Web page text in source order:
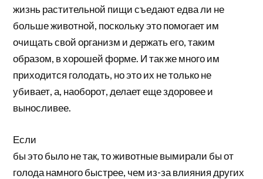
жизнь растительной пищи съедают едва ли не
больше животной, поскольку это помогает им
очищать свой организм и держать его, таким
образом, в хорошей форме. И так же много им
приходится голодать, но это их не только не
убивает, а, наоборот, делает еще здоровее и
выносливее.
Если
бы это было не так, то животные вымирали бы от
голода намного быстрее, чем из-за влияния других